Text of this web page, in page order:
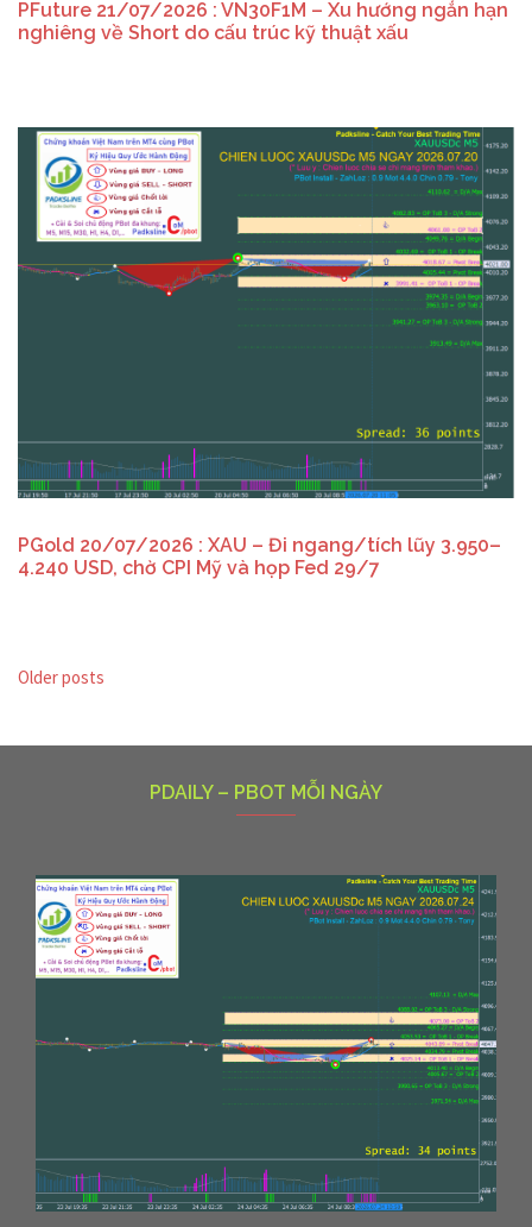
PFuture 21/07/2026 : VN30F1M – Xu hướng ngắn hạn
nghiêng về Short do cấu trúc kỹ thuật xấu
PGold 20/07/2026 : XAU – Đi ngang/tích lũy 3.950–
4.240 USD, chờ CPI Mỹ và họp Fed 29/7
Posts
navigation
Older posts
PDAILY – PBOT MỖI NGÀY